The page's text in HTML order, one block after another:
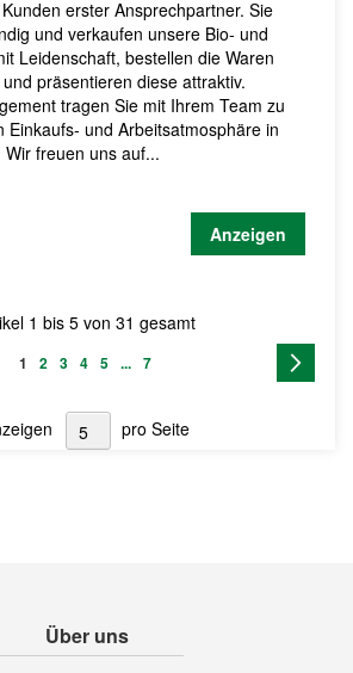
erster Ansprechpartner. Sie
und verkaufen unsere Bio- und
Leidenschaft, bestellen die Waren
präsentieren diese attraktiv.
tragen Sie mit Ihrem Team zu
Einkaufs- und Arbeitsatmosphäre in
freuen uns auf...
Anzeigen
1 bis 5 von 31 gesamt
Seite
Sie
gerade
1 Seite
2 Seite
3 Seite
4 Seite
5 ... Seite
7
pro Seite
Über uns